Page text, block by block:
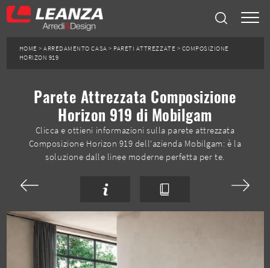
HOME >ARREDAMENTO CASA > PARETI ATTREZZATE > COMPOSIZIONE
HORIZON 919
Parete Attrezzata Composizione
Horizon 919 di Mobilgam
Clicca e ottieni informazioni sulla parete attrezzata
Composizione Horizon 919 dell'azienda Mobilgam: è la
soluzione dalle linee moderne perfetta per te.